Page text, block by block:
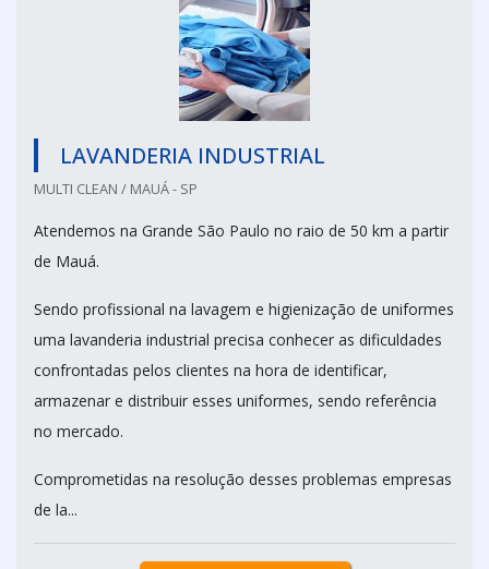
LAVANDERIA INDUSTRIAL
MULTI CLEAN / MAUÁ - SP
Atendemos na Grande São Paulo no raio de 50 km a partir
de Mauá.
Sendo profissional na lavagem e higienização de uniformes
uma lavanderia industrial precisa conhecer as dificuldades
confrontadas pelos clientes na hora de identificar,
armazenar e distribuir esses uniformes, sendo referência
no mercado.
Comprometidas na resolução desses problemas empresas
de la...